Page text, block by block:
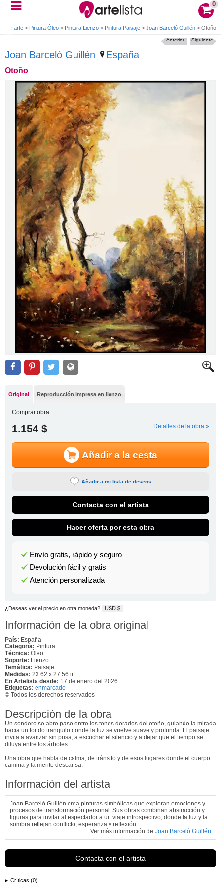
0
de arte > Pintura Óleo > Pintura Lienzo > Pintura Paisaje > Joan Barceló Guillén > Otoño
Joan Barceló Guillén España
Otoño
Siguiente
Anterior
Original Reproducción impresa en lienzo
Comprar obra
1.154 $ Detalles de la obra »
Añadir a la cesta
Añadir a mi lista de deseos
Contacta con el artista
Hacer oferta por esta obra
Envío gratis, rápido y seguro
Devolución fácil y gratis
Atención personalizada
¿Deseas ver el precio en otra moneda? USD $
Información de la obra original
País: España
Categoría: Pintura
Técnica: Óleo
Soporte: Lienzo
Temática: Paisaje
Medidas: 23.62 x 27.56 in
En Artelista desde: 17 de enero del 2026
Etiquetas: enmarcado
© Todos los derechos reservados
Descripción de la obra
Un sendero se abre paso entre los tonos dorados del otoño, guiando la mirada
hacia un fondo tranquilo donde la luz se vuelve suave y profunda. El paisaje
invita a avanzar sin prisa, a escuchar el silencio y a dejar que el tiempo se
diluya entre los árboles.
Una obra que habla de calma, de tránsito y de esos lugares donde el cuerpo
camina y la mente descansa.
Información del artista
Joan Barceló Guillén crea pinturas simbólicas que exploran emociones y
procesos de transformación personal. Sus obras combinan abstracción y
figuras para invitar al espectador a un viaje introspectivo, donde la luz y la
sombra reflejan conflicto, esperanza y reflexión.
Ver más información de Joan Barceló Guillén
Contacta con el artista
Críticas (0)